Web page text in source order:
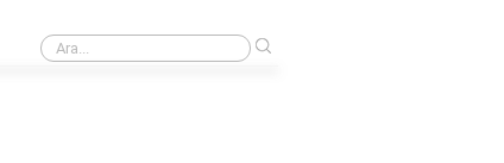
Ahşap ev mi pahalı beton ev mi?